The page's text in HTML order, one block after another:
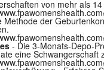
von mehr als
Methode der
- Die 3-Monats-Depo-
eine Schwangerschaft